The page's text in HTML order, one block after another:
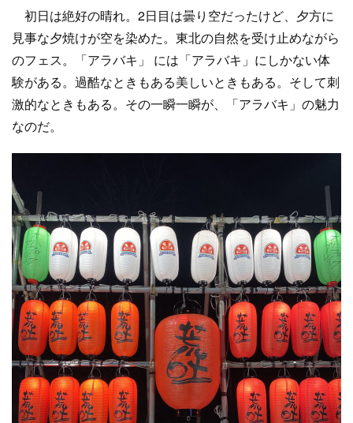
初日は絶好の晴れ。2日目は曇り空だったけど、夕方に
見事な夕焼けが空を染めた。東北の自然を受け止めながら
のフェス。「アラバキ」 には「アラバキ」にしかない体
験がある。過酷なときもある美しいときもある。そして刺
激的なときもある。その一瞬一瞬が、「アラバキ」の魅力
なのだ。